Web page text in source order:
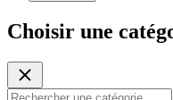
Choisir une